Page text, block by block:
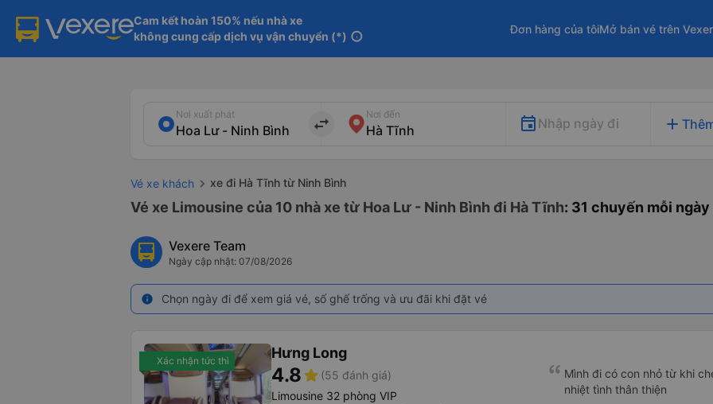
Cam kết hoàn 150% nếu nhà xe
không cung cấp dịch vụ vận chuyển (*) info
Đơn hàng của tôiMở bán vé trên
Nơi xuất phát
import_export
Nơi đến
Nhập ngày đi add
Vé xe khách xe đi Hà Tĩnh từ Ninh Bình
Vé xe Limousine của 10 nhà xe từ Hoa Lư - Ninh Bình đi Hà Tĩnh: 31 chuyến mỗi ngày
Vexere Team
Ngày cập nhật: 07/08/2026
info Chọn ngày đi để xem giá vé, số ghế trống và ưu đãi khi đặt vé
Xác nhận tức thì Hưng Long
4.8star (55 đánh giá)
Limousine 32 phòng VIP
Mình đi có con nhỏ từ khi
nhiệt tình thân thiện